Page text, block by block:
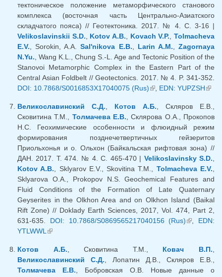
тектоническое положение метаморфического станового
комплекса (восточная часть Центрально-Азиатского
складчатого пояса) // Геотектоника. 2017. № 4. С. 3-16 |
Velikoslavinskii S.D.
Kotov A.B. Kovach V.P. ,Tolmacheva
E.V. , Sorokin, A.A.Sal'nikova E.B. Larin A.M. ,Zagornaya
N.Yu. , Wang K.L., Chung S.-L. Age and Tectonic Position of the
Stanovoi Metamorphic Complex in the Eastern Part of the
Central Asian Foldbelt // Geotectonics. 2017. № 4. P. 341-352.
DOI: 10.7868/S0016853X17040075 (Rus)(внешняя ссылка)
EDN: YUPZSH
Великославинский С.Д.
Котов А.Б. , Скляров Е.В.,
Сковитина Т.М., Толмачева Е.В. , Склярова О.А., Прокопов
Н.С. Геохимические особенности и флюидный режим
формирования позднечетвертичных гейзеритов
Приольхонья и о. Ольхон (Байкальская рифтовая зона) //
ДАН. 2017. Т. 474. № 4. С. 465-470 | Velikoslavinsky S.D.
Kotov A.B. , Sklyarov E.V., Skovitina T.M., Tolmacheva E.V.
Sklyarova O.A., Prokopov N.S. Geochemical Features and
Fluid Conditions of the Formation of Late Quaternary
Geyserites in the Olkhon Area and on Olkhon Island (Baikal
Rift Zone) // Doklady Earth Sciences, 2017, Vol. 474, Part 2,
631-635. DOI: 10.7868/S0869565217040156 (Rus)(внешняя
EDN:
YTLWWL (внешняя ссылка)
Котов А.Б. , Сковитина Т.М., Ковач В.П.
Великославинский С.Д. , Лопатин Д.В., Скляров Е.В.,
Толмачева Е.В. , Бобровская О.В. Новые данные о